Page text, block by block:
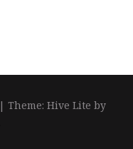
|Theme: Hive Lite by